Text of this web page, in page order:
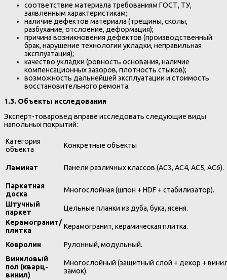
соответствие материала требованиям ГОСТ, ТУ,
заявленным характеристикам;
наличие дефектов материала (трещины, сколы,
разбухание, отслоение, деформация);
причина возникновения дефектов (производственный
брак, нарушение технологии укладки, неправильная
эксплуатация);
качество укладки (ровность основания, наличие
компенсационных зазоров, плотность стыков);
возможность дальнейшей эксплуатации и стоимость
восстановительного ремонта.
1.3. Объекты исследования
Эксперт-товаровед вправе исследовать следующие виды
напольных покрытий:
Категория
объекта
Конкретные объекты
Ламинат Панели различных классов (AC3, AC4, AC5, AC6).
Паркетная
доска
Многослойная (шпон + HDF + стабилизатор).
Штучный
паркет
Цельные планки из дуба, бука, ясеня.
Керамогранит/
плитка
Керамогранит, керамическая плитка.
Ковролин
Рулонный, модульный.
Виниловый
пол (кварц-
винил)
Многослойный (защитный слой + декор +
замок).